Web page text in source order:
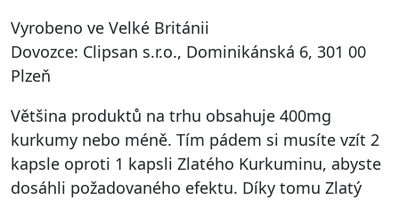
Vyrobeno ve Velké Británii
Dovozce: Clipsan s.r.o., Dominikánská 6, 301 00
Plzeň
Většina produktů na trhu obsahuje 400mg
kurkumy nebo méně. Tím pádem si musíte vzít 2
kapsle oproti 1 kapsli Zlatého Kurkuminu, abyste
dosáhli požadovaného efektu. Díky tomu Zlatý